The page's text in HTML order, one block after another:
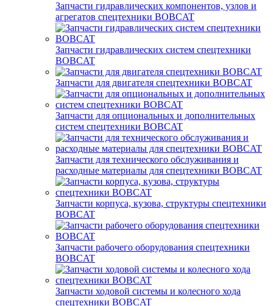
Запчасти гидравлических компонентов, узлов и
агрегатов спецтехники BOBCAT
Запчасти гидравлических систем спецтехники
BOBCAT
Запчасти для двигателя спецтехники BOBCAT
Запчасти для опциональных и дополнительных
систем спецтехники BOBCAT
Запчасти для технического обслуживания и
расходные материалы для спецтехники BOBCAT
Запчасти корпуса, кузова, структуры спецтехники
BOBCAT
Запчасти рабочего оборудования спецтехники
BOBCAT
Запчасти ходовой системы и колесного хода
спецтехники BOBCAT